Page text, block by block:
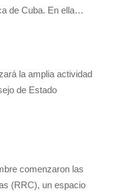
de Cuba. En ella…
la amplia actividad
de Estado
comenzaron las
(RRC), un espacio